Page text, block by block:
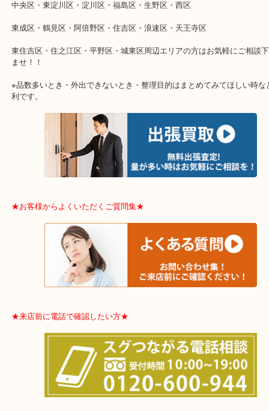
当店ではそういったお困りの方からのご依頼も大歓迎です。
整理したいけどなにが値段つくかわからない…
そんなときはお気軽に下記フォームより出張買取をご依頼下さい。
★出張買取エリアのご紹介★
中央区・東淀川区・淀川区・福島区・生野区・西区
東成区・鶴見区・阿倍野区・住吉区・浪速区・天王寺区
※品数多いとき・外出できないとき・整理目的はまとめてみてほし
★お客様からよくいただくご質問集★